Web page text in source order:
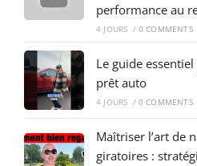
performance au
4 JOURS / 0 COMMENTS
Le guide
prêt auto
4 JOURS / 0 COMMENTS
Maîtriser l’art de
giratoires :